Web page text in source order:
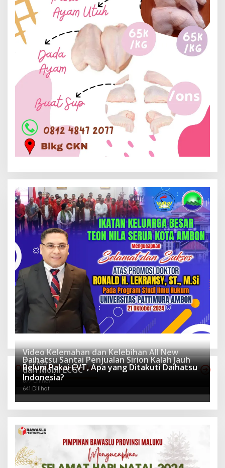
Otomotif Terpopuler
Video Kelemahan dan Kelebihan All New
Terios
940 Dilihat
Daihatsu Santai Penjualan Sirion Kalah Jauh
dari Mobil LCGC
677 Dilihat
Belum Pakai CVT, Apa yang Ditakuti Daihatsu
Indonesia?
641 Dilihat